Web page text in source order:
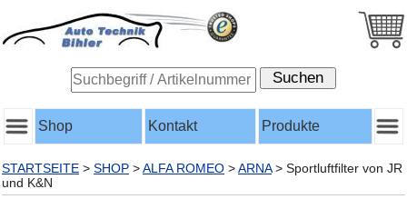
Shop Kontakt Produkte
STARTSEITE > SHOP >ALFA ROMEO >ARNA > Sportluftfilter von JR
und K&N